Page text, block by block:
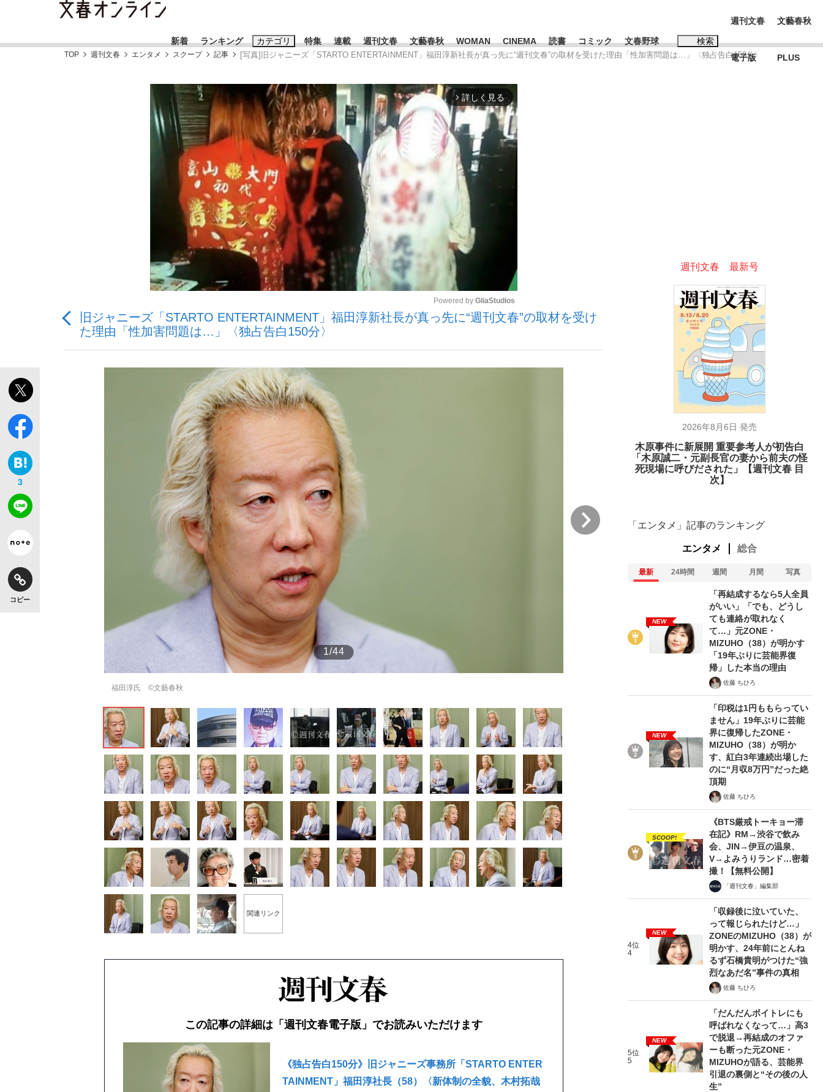
新着 ランキング カテゴリ
《BTS厳戒トーキョー滞在記》RM→渋谷で飲み会、JIN→伊豆の... 「90%は失敗する。でも…」本田圭佑が初めて明かした日本代表監督に...
「最悪の空気のまま解散」WBC日本代表“敗戦”の真実 選手が明かす... 「敗因分析は一切聞かれなかった」侍ジャパン選手が証言した“NPB聞...
「クマが悪者扱いされているのが悲しい」『北の国から』倉本聰氏（91...
特集
私のあのとき、私のいま
観る将棋、読む将棋
キングの誕生を、目撃せよ。
連載 週刊文春 文藝春秋 WOMAN CINEMA 読書 コミック 文春野球 検索
おすすめのキーワードタグ一覧
#藤田晋 #三山凌輝 #高市早苗 #後藤真希 #森岡毅 #城彰二 #内田有紀
#玉木雄一郎
#亀和田武
週刊文春
電子版
文藝春秋
PLUS
TOP 週刊文春 エンタメ スクープ 記事 [写真]旧ジャニーズ「STARTO ENTERTAINMENT」福田淳新社長が真っ先に“週刊文春”の取材を受けた理由「性加害問題は…」〈独占告白150分〉
arrow_forward_ios 詳しく見る
Powered by GliaStudios
旧ジャニーズ「STARTO ENTERTAINMENT」福田淳新社長が真っ先に“週刊文春”の取材を受け
た理由「性加害問題は…」〈独占告白150分〉
3
コピー
1/44
福田淳氏 ©文藝春秋
関連リンク
この記事の詳細は「週刊文春電子版」でお読みいただけます
《独占告白150分》旧ジャニーズ事務所「STARTO ENTER
TAINMENT」福田淳社長（58）〈新体制の全貌、木村拓哉
週刊文春 最新号
2026年8月6日 発売
木原事件に新展開 重要参考人が初告白
「木原誠二・元副長官の妻から前夫の怪
死現場に呼びだされた」【週刊文春 目
次】
「エンタメ」記事のランキング
エンタメ 総合
最新 24時間 週間 月間 写真
NEW
「再結成するなら5人全員
がいい」「でも、どうし
ても連絡が取れなく
て…」元ZONE・
MIZUHO（38）が明かす
「19年ぶりに芸能界復
帰」した本当の理由
佐藤 ちひろ
NEW
「印税は1円ももらってい
ません」19年ぶりに芸能
界に復帰したZONE・
MIZUHO（38）が明か
す、紅白3年連続出場した
のに“月収8万円”だった絶
頂期
佐藤 ちひろ
SCOOP!
《BTS厳戒トーキョー滞
在記》RM→渋谷で飲み
会、JIN→伊豆の温泉、
V→よみうりランド…密着
撮！【無料公開】
「週刊文春」編集部
4位
4
NEW
「収録後に泣いていた、
って報じられたけど…」
ZONEのMIZUHO（38）が
明かす、24年前にとんね
るず石橋貴明がつけた“強
烈なあだ名”事件の真相
佐藤 ちひろ
5位
5
NEW
「だんだんボイトレにも
呼ばれなくなって…」高3
で脱退→再結成のオファ
ーも断った元ZONE・
MIZUHOが語る、芸能界
引退の裏側と“その後の人
生”